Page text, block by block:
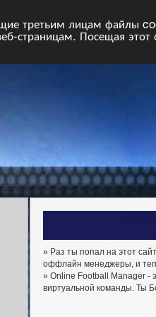
третьим лицам файлы
страницам. Посещая
» Раз ты попал на этот
оффлайн менеджеры, и
» Online Football Manager -
виртуальной команды. Ты